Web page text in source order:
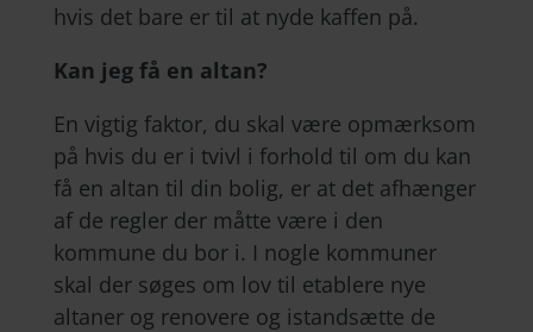
hvis det bare er til at nyde kaffen på.
Kan jeg få en altan?
En vigtig faktor, du skal være opmærksom
på hvis du er i tvivl i forhold til om du kan
få en altan til din bolig, er at det afhænger
af de regler der måtte være i den
kommune du bor i. I nogle kommuner
skal der søges om lov til etablere nye
altaner og renovere og istandsætte de